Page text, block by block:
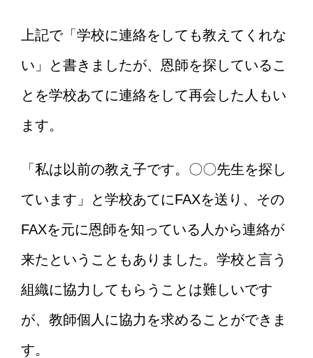
上記で「学校に連絡をしても教えてくれな
い」と書きましたが、恩師を探しているこ
とを学校あてに連絡をして再会した人もい
ます。
「私は以前の教え子です。〇〇先生を探し
ています」と学校あてにFAXを送り、その
FAXを元に恩師を知っている人から連絡が
来たということもありました。学校と言う
組織に協力してもらうことは難しいです
が、教師個人に協力を求めることができま
す。